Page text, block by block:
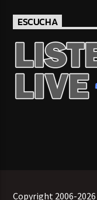
ESCUCHA
Copyright 2006-